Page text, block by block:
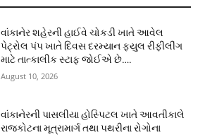
વાંકાનેર શહેરની હાઈવે ચોકડી ખાતે આવેલ
પેટ્રોલ પંપ ખાતે દિવસ દરમ્યાન ફ્યુલ રીફીલીંગ
માટે તાત્કાલીક સ્ટાફ જોઈએ છે….
August 10, 2026
વાંકાનેરની પાસલીયા હોસ્પિટલ ખાતે આવતીકાલે
રાજકોટના મૂત્રામાર્ગ તથા પથરીના રોગોના